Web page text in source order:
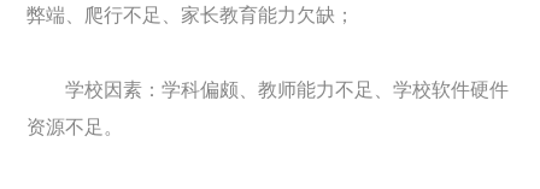
弊端、爬行不足、家长教育能力欠缺；
学校因素：学科偏颇、教师能力不足、学校软件硬件
资源不足。